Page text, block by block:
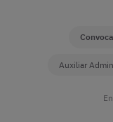
Auxiliar